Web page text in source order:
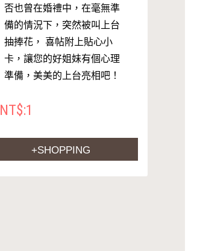
否也曾在婚禮中，在毫無準
備的情況下，突然被叫上台
抽捧花， 喜帖附上貼心小
卡，讓您的好姐妹有個心理
準備，美美的上台亮相吧！
NT$:1
+SHOPPING